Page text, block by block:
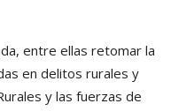
entre ellas retomar la
en delitos rurales y
y las fuerzas de